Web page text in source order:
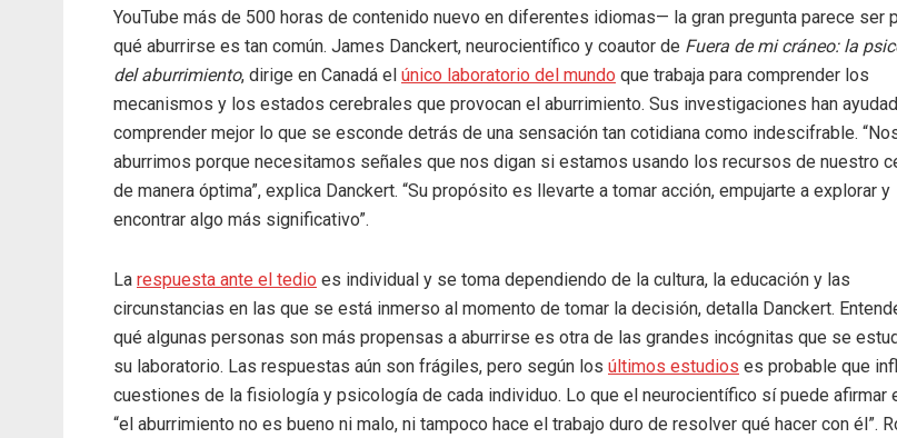
YouTube más de 500 horas de contenido nuevo en diferentes idiomas— la gran pregunta parece ser
qué aburrirse es tan común. James Danckert, neurocientífico y coautor de Fuera de mi cráneo: la
del aburrimiento, dirige en Canadá el único laboratorio del mundo que trabaja para comprender los
mecanismos y los estados cerebrales que provocan el aburrimiento. Sus investigaciones han
comprender mejor lo que se esconde detrás de una sensación tan cotidiana como indescifrable.
aburrimos porque necesitamos señales que nos digan si estamos usando los recursos de nuestro
de manera óptima”, explica Danckert. “Su propósito es llevarte a tomar acción, empujarte a explorar y
encontrar algo más significativo”.
La respuesta ante el tedio es individual y se toma dependiendo de la cultura, la educación y las
circunstancias en las que se está inmerso al momento de tomar la decisión, detalla Danckert.
qué algunas personas son más propensas a aburrirse es otra de las grandes incógnitas que se
su laboratorio. Las respuestas aún son frágiles, pero según los últimos estudios es probable que
cuestiones de la fisiología y psicología de cada individuo. Lo que el neurocientífico sí puede afirmar
“el aburrimiento no es bueno ni malo, ni tampoco hace el trabajo duro de resolver qué hacer con él”.